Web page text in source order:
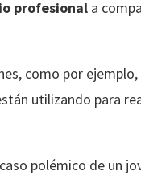
profesional a
como por ejemplo,
utilizando para
polémico de un